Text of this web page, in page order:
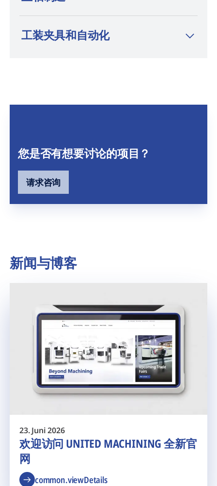
工装夹具和自动化
您是否有想要讨论的项目？
请求咨询
新闻与博客
23. Juni 2026
欢迎访问 UNITED MACHINING 全新官
网
common.viewDetails